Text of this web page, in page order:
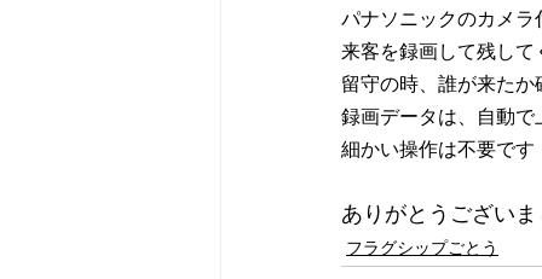
パナソニックのカメラ
来客を録画して残して
留守の時、誰が来た
録画データは、自動
細かい操作は不要です
ありがとうござい
フラグシップごとう